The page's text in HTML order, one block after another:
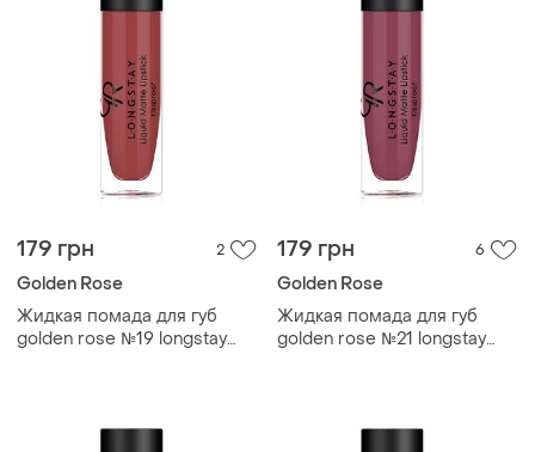
179 грн 2
Golden Rose
Жидкая помада для губ
golden rose №19 longstay
179 грн 6
Golden Rose
Жидкая помада для губ
golden rose №21 longstay